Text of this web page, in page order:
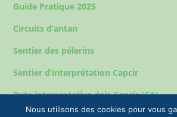
Guide Pratique 2025
Circuits d’antan
Sentier des pélerins
Sentier d’interprétation Capcir
Ruta interpretativa dels Capcir (CA)
Nous utilisons des cookies pour vous